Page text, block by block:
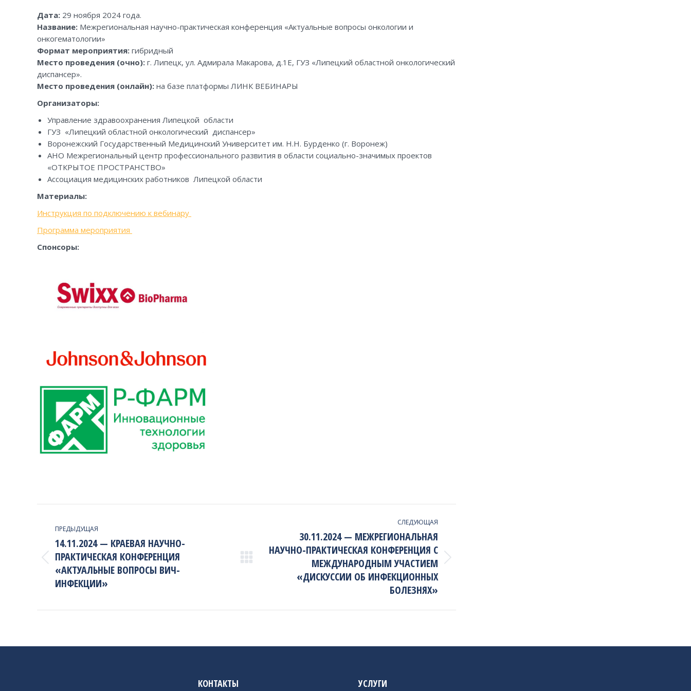
Дата: 29 ноября 2024 года.
Название: Межрегиональная научно-практическая конференция «Актуальные вопросы онкологии и
онкогематологии»
Формат мероприятия: гибридный
Место проведения (очно): г. Липецк, ул. Адмирала Макарова, д.1Е, ГУЗ «Липецкий областной онкологический
диспансер».
Место проведения (онлайн): на базе платформы ЛИНК ВЕБИНАРЫ
Организаторы:
Управление здравоохранения Липецкой области
ГУЗ «Липецкий областной онкологический диспансер»
Воронежский Государственный Медицинский Университет им. Н.Н. Бурденко (г. Воронеж)
АНО Межрегиональный центр профессионального развития в области социально-значимых проектов
«ОТКРЫТОЕ ПРОСТРАНСТВО»
Ассоциация медицинских работников Липецкой области
Материалы:
Инструкция по подключению к вебинару
Программа мероприятия
Спонсоры:
NAVIGATION
ПРЕДЫДУЩАЯ
Previous
project:
14.11.2024 — КРАЕВАЯ НАУЧНО-
ПРАКТИЧЕСКАЯ КОНФЕРЕНЦИЯ
«АКТУАЛЬНЫЕ ВОПРОСЫ ВИЧ-
ИНФЕКЦИИ»
СЛЕДУЮЩАЯ
30.11.2024 — МЕЖРЕГИОНАЛЬНАЯ
НАУЧНО-ПРАКТИЧЕСКАЯ КОНФЕРЕНЦИЯ С
МЕЖДУНАРОДНЫМ УЧАСТИЕМ
«ДИСКУССИИ ОБ ИНФЕКЦИОННЫХ
БОЛЕЗНЯХ»
КОНТАКТЫ УСЛУГИ